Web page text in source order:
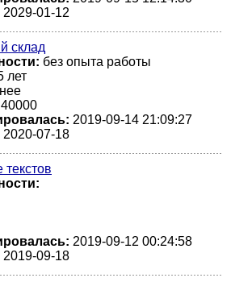
2029-01-12
склад
без опыта работы
лет
40000
2019-09-14 21:09:27
2020-07-18
текстов
2019-09-12 00:24:58
2019-09-18